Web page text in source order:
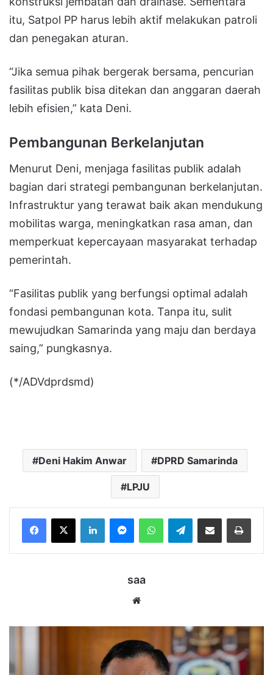
itu, Satpol PP harus lebih aktif melakukan patroli
dan penegakan aturan.
“Jika semua pihak bergerak bersama, pencurian
fasilitas publik bisa ditekan dan anggaran daerah
lebih efisien,” kata Deni.
Pembangunan Berkelanjutan
Menurut Deni, menjaga fasilitas publik adalah
bagian dari strategi pembangunan berkelanjutan.
Infrastruktur yang terawat baik akan mendukung
mobilitas warga, meningkatkan rasa aman, dan
memperkuat kepercayaan masyarakat terhadap
pemerintah.
“Fasilitas publik yang berfungsi optimal adalah
fondasi pembangunan kota. Tanpa itu, sulit
mewujudkan Samarinda yang maju dan berdaya
saing,” pungkasnya.
(*/ADVdprdsmd)
Deni Hakim Anwar DPRD Samarinda
LPJU
LinkedInMessengerWhatsAppTelegramBagikan melalui Email Cetak
saa